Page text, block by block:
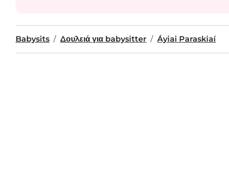
Babysits Δουλειά για babysitter Áyiai Paraskiaí